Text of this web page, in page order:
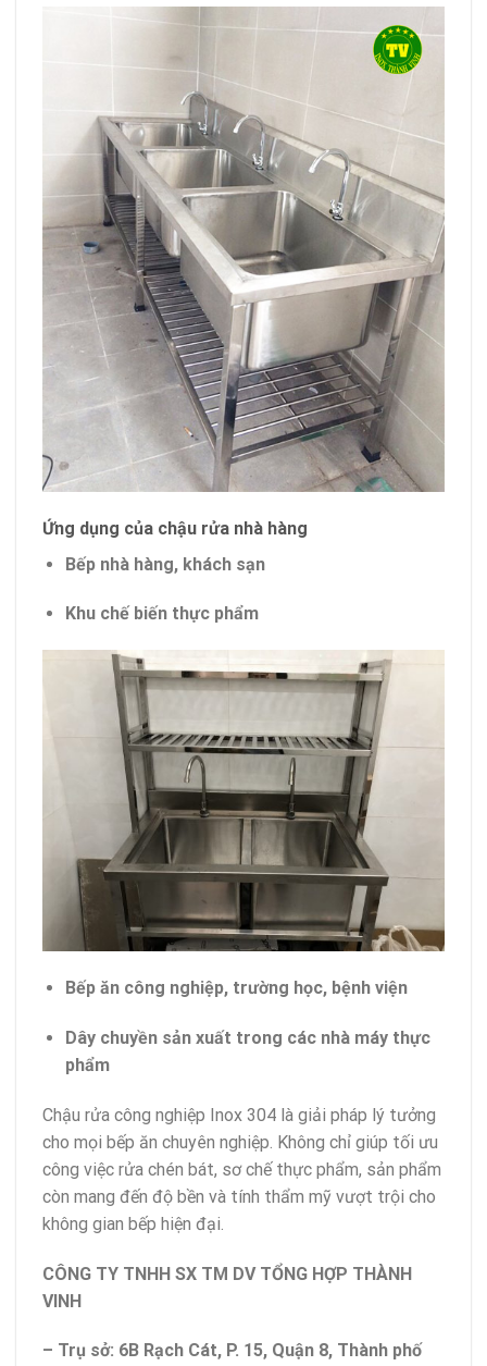
Ứng dụng của chậu rửa nhà hàng
Bếp nhà hàng, khách sạn
Khu chế biến thực phẩm
Bếp ăn công nghiệp, trường học, bệnh viện
Dây chuyền sản xuất trong các nhà máy thực
phẩm
Chậu rửa công nghiệp Inox 304 là giải pháp lý tưởng
cho mọi bếp ăn chuyên nghiệp. Không chỉ giúp tối ưu
công việc rửa chén bát, sơ chế thực phẩm, sản phẩm
còn mang đến độ bền và tính thẩm mỹ vượt trội cho
không gian bếp hiện đại.
CÔNG TY TNHH SX TM DV TỔNG HỢP THÀNH
VINH
– Trụ sở: 6B Rạch Cát, P. 15, Quận 8, Thành phố